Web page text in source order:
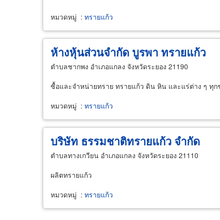
หมวดหมู่ : ทรายแก้ว
ห้างหุ้นส่วนจำกัด บูรพา ทรายแก้ว
ตำบลชากพง อำเภอแกลง จังหวัดระยอง 21190
ซื้อและจำหน่ายทราย ทรายแก้ว ดิน หิน และแร่ต่าง ๆ ทุ
หมวดหมู่ : ทรายแก้ว
บริษัท ธรรมชาติทรายแก้ว จำกัด
ตำบลทางเกวียน อำเภอแกลง จังหวัดระยอง 21110
ผลิตทรายแก้ว
หมวดหมู่ : ทรายแก้ว